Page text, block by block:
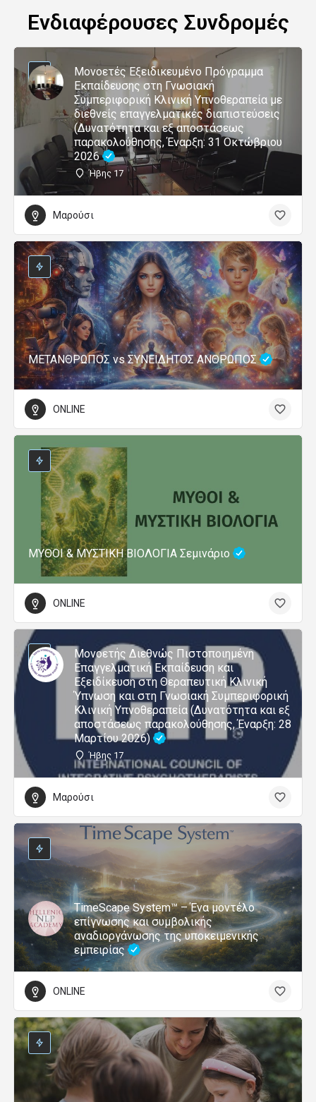
Ενδιαφέρουσες Συνδρομές
Μονοετές Εξειδικευμένο Πρόγραμμα
Εκπαίδευσης στη Γνωσιακή
Συμπεριφορική Κλινική Υπνοθεραπεία με
διεθνείς επαγγελματικές διαπιστεύσεις
(Δυνατότητα και εξ αποστάσεως
παρακολούθησης, Έναρξη: 31 Οκτώβριου
2026
Ήβης 17
Μαρούσι
ΜΕΤΑΝΘΡΩΠΟΣ vs ΣΥΝΕΙΔΗΤΟΣ ΑΝΘΡΩΠΟΣ
ONLINE
ΜΥΘΟΙ & ΜΥΣΤΙΚΗ ΒΙΟΛΟΓΙΑ Σεμινάριο
ONLINE
Μονοετής Διεθνώς Πιστοποιημένη
Επαγγελματική Εκπαίδευση και
Εξειδίκευση στη Θεραπευτική Κλινική
Ύπνωση και στη Γνωσιακή Συμπεριφορική
Κλινική Υπνοθεραπεία (Δυνατότητα και εξ
αποστάσεως παρακολούθησης, Έναρξη: 28
Μαρτίου 2026)
Ήβης 17
Μαρούσι
TimeScape System™ – Ένα μοντέλο
επίγνωσης και συμβολικής
αναδιοργάνωσης της υποκειμενικής
εμπειρίας
ONLINE